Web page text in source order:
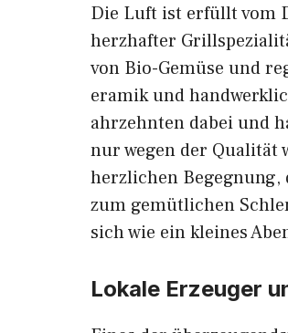
Die L‌uft ist erf‍üllt vom
herzhafter
von Bi‍o-Gemüse und
era⁠mik und
ahrzehnten dabei und
nu⁠r we‍gen​ der Qualität
herzlichen Begegnung,
zum gemütlichen
sich wie ein k‌leines
Lokal​e E‌rzeuger